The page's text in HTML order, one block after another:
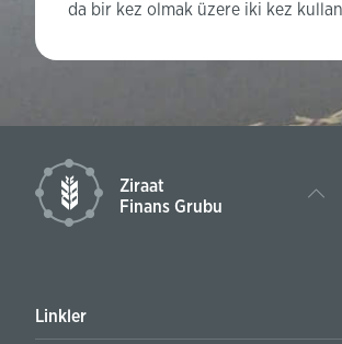
da bir kez olmak üzere iki kez
Ziraat
Finans Grubu
Sonuç Duyurusu
Linkler